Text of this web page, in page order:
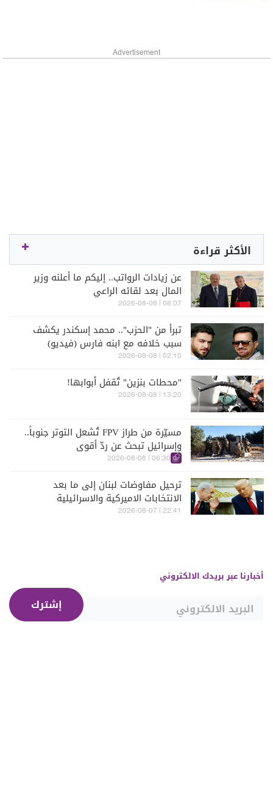
Advertisement
الأكثر قراءة
عن زيادات الرواتب.. إليكم ما أعلنه وزير
المال بعد لقائه الراعي
08:07 | 2026-08-08
تبرأ من "الحزب".. محمد إسكندر يكشف
سبب خلافه مع ابنه فارس (فيديو)
02:10 | 2026-08-08
"محطات بنزين" تُقفل أبوابها!
13:20 | 2026-08-08
مسيّرة من طراز FPV تُشعل التوتر جنوباً..
وإسرائيل تبحث عن ردّ أقوى
06:30 | 2026-08-08
ترحيل مفاوضات لبنان إلى ما بعد
الانتخابات الاميركية والاسرائيلية
22:41 | 2026-08-07
أخبارنا عبر بريدك الالكتروني
إشترك